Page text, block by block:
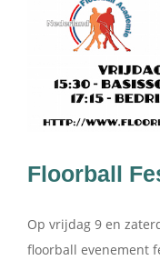
Floorball
Op vrijdag 9 en
floorball evenement